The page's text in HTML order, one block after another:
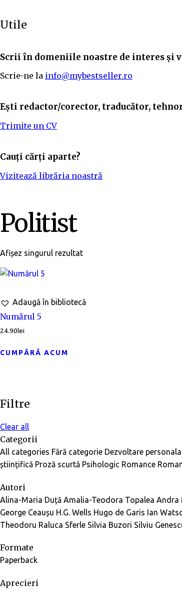
Utile
Scrii în domeniile noastre de interes și
Scrie-ne la info@mybestseller.ro
Ești redactor/corector, traducător,
Trimite un CV
Cauți cărți aparte?
Vizitează librăria noastră
Politist
Afișez singurul rezultat
Adaugă în bibliotecă
Numărul 5
24.90lei
CUMPĂRĂ ACUM
Filtre
Clear all
Categorii
All categories Fără categorie Dezvoltare personala
științifică Proză scurtă Psihologic Romance
Autori
Alina-Maria Duță Amalia-Teodora Topalea Andra
George Ceaușu H.G. Wells Hugo de Garis Ian
Theodoru Raluca Sferle Silvia Buzori Silviu
Formate
Paperback
Aprecieri